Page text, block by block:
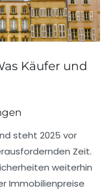
Käufer und
steht 2025 vor
Zeit.
weiterhin
Immobilienpreise